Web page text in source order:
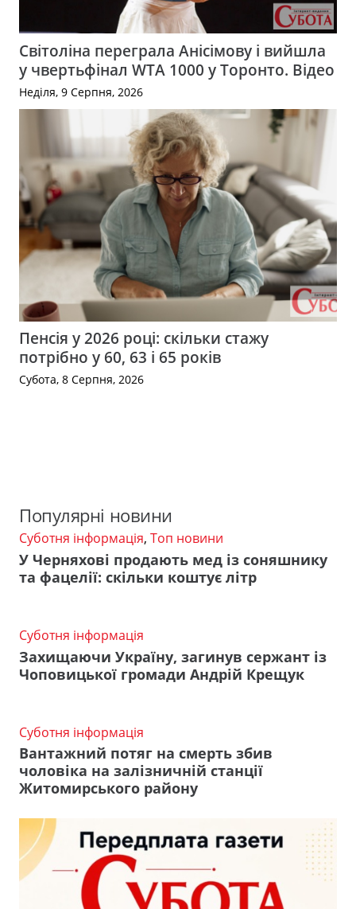
Світоліна переграла Анісімову і вийшла
у чвертьфінал WTA 1000 у Торонто. Відео
Неділя, 9 Серпня, 2026
Пенсія у 2026 році: скільки стажу
потрібно у 60, 63 і 65 років
Субота, 8 Серпня, 2026
Популярні новини
Суботня інформація, Топ новини
У Черняхові продають мед із соняшнику
та фацелії: скільки коштує літр
Суботня інформація
Захищаючи Україну, загинув сержант із
Чоповицької громади Андрій Крещук
Суботня інформація
Вантажний потяг на смерть збив
чоловіка на залізничній станції
Житомирського району